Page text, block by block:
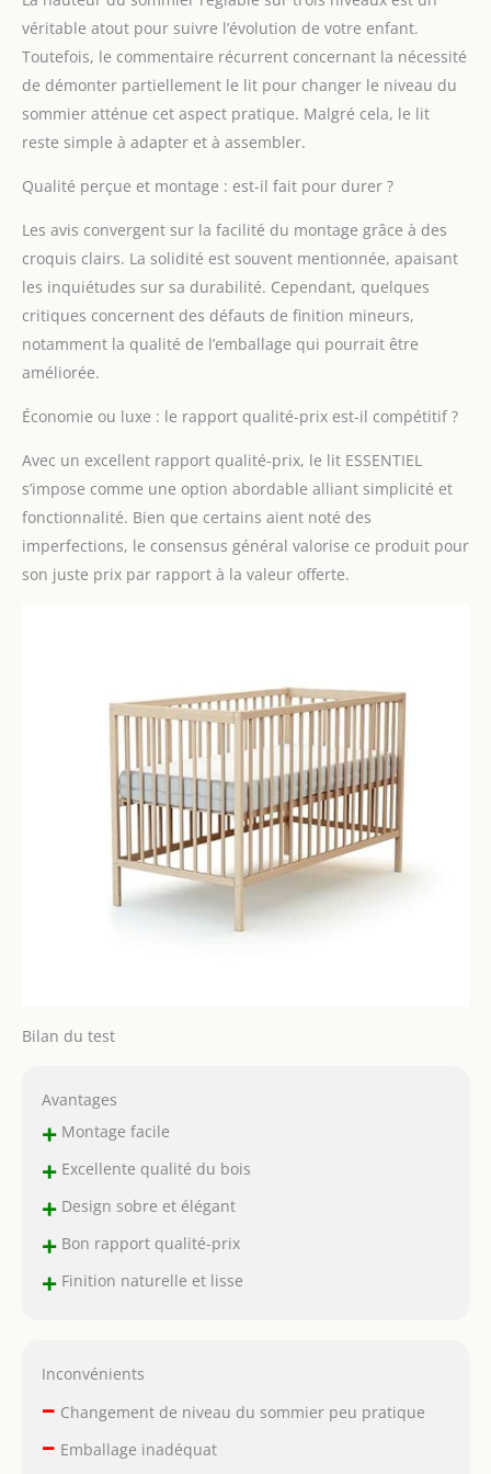
véritable atout pour suivre l’évolution de votre enfant.
Toutefois, le commentaire récurrent concernant la nécessité
de démonter partiellement le lit pour changer le niveau du
sommier atténue cet aspect pratique. Malgré cela, le lit
reste simple à adapter et à assembler.
Qualité perçue et montage : est-il fait pour durer ?
Les avis convergent sur la facilité du montage grâce à des
croquis clairs. La solidité est souvent mentionnée, apaisant
les inquiétudes sur sa durabilité. Cependant, quelques
critiques concernent des défauts de finition mineurs,
notamment la qualité de l’emballage qui pourrait être
améliorée.
Économie ou luxe : le rapport qualité-prix est-il compétitif ?
Avec un excellent rapport qualité-prix, le lit ESSENTIEL
s’impose comme une option abordable alliant simplicité et
fonctionnalité. Bien que certains aient noté des
imperfections, le consensus général valorise ce produit pour
son juste prix par rapport à la valeur offerte.
Bilan du test
Avantages
+Montage facile
+Excellente qualité du bois
+Design sobre et élégant
+Bon rapport qualité-prix
+Finition naturelle et lisse
Inconvénients
– Changement de niveau du sommier peu pratique
– Emballage inadéquat